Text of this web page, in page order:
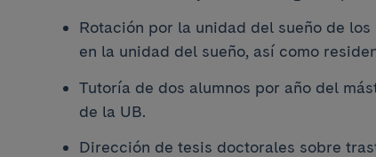
Rotación por la unidad del sueño de
en la unidad del sueño, así como
Tutoría de dos alumnos por año del
de la UB.
Dirección de tesis doctorales sobre